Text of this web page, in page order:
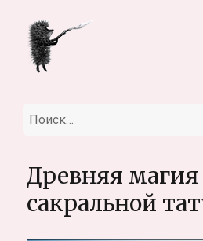
Искать:
Древняя магия
сакральной